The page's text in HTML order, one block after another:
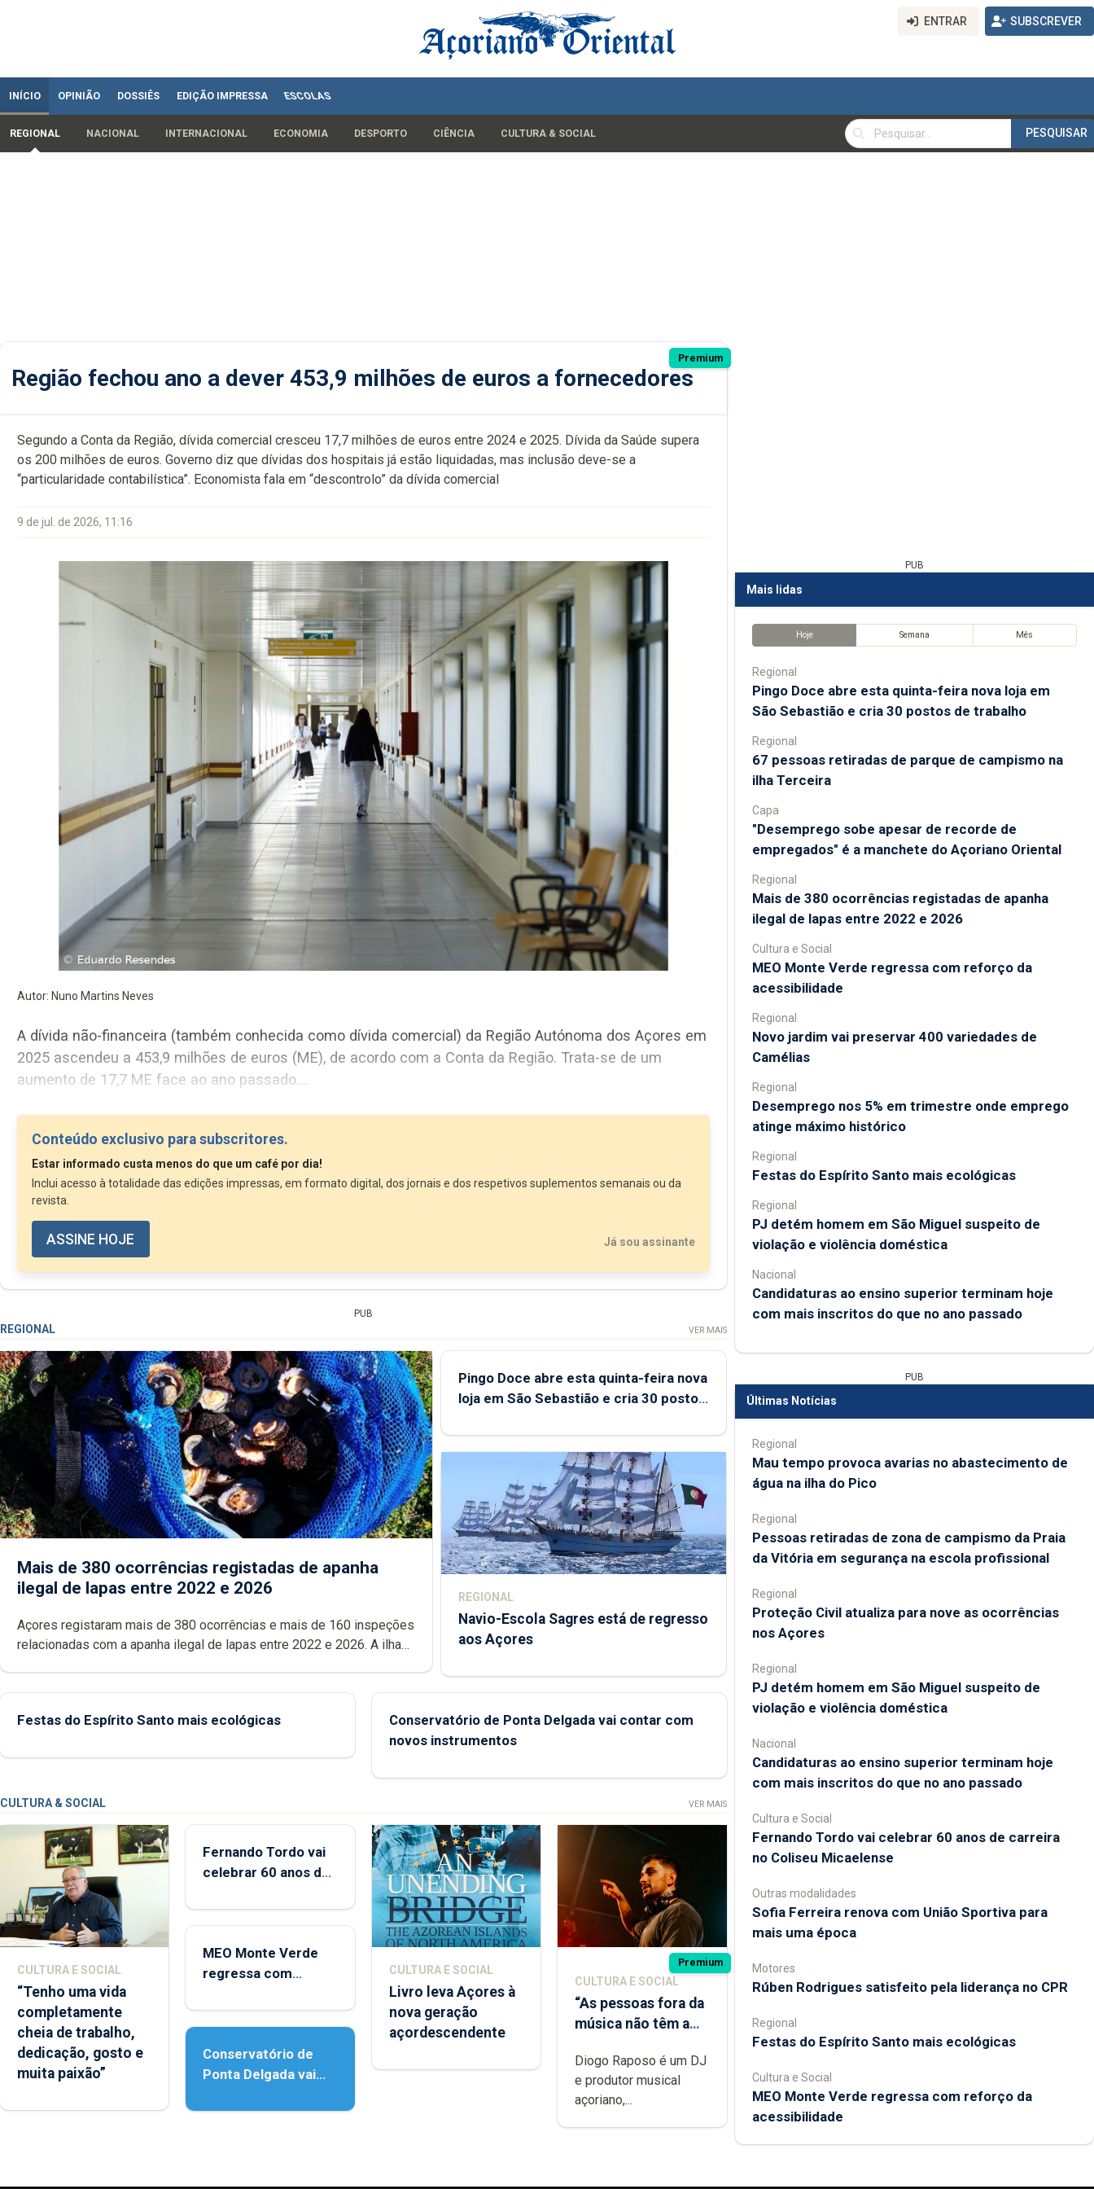
ENTRAR SUBSCREVER
INÍCIO OPINIÃO DOSSIÊS EDIÇÃO IMPRESSA ESCOLAS
REGIONAL NACIONAL INTERNACIONAL ECONOMIA DESPORTO CIÊNCIA CULTURA & SOCIAL
PESQUISAR
PESQUISAR
Premium
Região fechou ano a dever 453,9 milhões de euros a fornecedores
Segundo a Conta da Região, dívida comercial cresceu 17,7 milhões de euros entre 2024 e 2025. Dívida da Saúde supera
os 200 milhões de euros. Governo diz que dívidas dos hospitais já estão liquidadas, mas inclusão deve-se a
“particularidade contabilística”. Economista fala em “descontrolo” da dívida comercial
9 de jul. de 2026, 11:16
Autor: Nuno Martins Neves
A dívida não-financeira (também conhecida como dívida comercial) da Região Autónoma dos Açores em
2025 ascendeu a 453,9 milhões de euros (ME), de acordo com a Conta da Região. Trata-se de um
aumento de 17,7 ME face ao ano passado.
de 453,9 ME, dos quais 205,9 ME dizem respeito ao subsetor da Administração...
Conteúdo exclusivo para subscritores.
Estar informado custa menos do que um café por dia!
Inclui acesso à totalidade das edições impressas, em formato digital, dos jornais e dos respetivos suplementos semanais ou da
revista.
ASSINE HOJE Já sou assinante
PUB
REGIONAL VER MAIS
Mais de 380 ocorrências registadas de apanha
ilegal de lapas entre 2022 e 2026
Açores registaram mais de 380 ocorrências e mais de 160 inspeções
relacionadas com a apanha ilegal de lapas entre 2022 e 2026. A ilha
Pingo Doce abre esta quinta-feira nova
loja em São Sebastião e cria 30 postos
REGIONAL
Navio-Escola Sagres está de regresso
aos Açores
Festas do Espírito Santo mais ecológicas
Conservatório de Ponta Delgada vai contar com
novos instrumentos
CULTURA & SOCIAL VER MAIS
CULTURA E SOCIAL
“Tenho uma vida
completamente
cheia de trabalho,
dedicação, gosto e
muita paixão”
Fernando Tordo vai
celebrar 60 anos de
Micaelense
MEO Monte Verde
regressa com
acessibilidade
Conservatório de
Ponta Delgada vai
instrumentos
CULTURA E SOCIAL
Livro leva Açores à
nova geração
açordescendente
Premium
CULTURA E SOCIAL
“As pessoas fora da
música não têm a
difícil é produzir
uma música”
Diogo Raposo é um DJ
e produtor musical
açoriano,...
PUB
Mais lidas
Hoje Semana Mês
Regional
Pingo Doce abre esta quinta-feira nova loja em
São Sebastião e cria 30 postos de trabalho
Regional
67 pessoas retiradas de parque de campismo na
ilha Terceira
Capa
"Desemprego sobe apesar de recorde de
empregados" é a manchete do Açoriano Oriental
Regional
Mais de 380 ocorrências registadas de apanha
ilegal de lapas entre 2022 e 2026
Cultura e Social
MEO Monte Verde regressa com reforço da
acessibilidade
Regional
Novo jardim vai preservar 400 variedades de
Camélias
Regional
Desemprego nos 5% em trimestre onde emprego
atinge máximo histórico
Regional
Festas do Espírito Santo mais ecológicas
Regional
PJ detém homem em São Miguel suspeito de
violação e violência doméstica
Nacional
Candidaturas ao ensino superior terminam hoje
com mais inscritos do que no ano passado
PUB
Últimas Notícias
Regional
Mau tempo provoca avarias no abastecimento de
água na ilha do Pico
Regional
Pessoas retiradas de zona de campismo da Praia
da Vitória em segurança na escola profissional
Regional
Proteção Civil atualiza para nove as ocorrências
nos Açores
Regional
PJ detém homem em São Miguel suspeito de
violação e violência doméstica
Nacional
Candidaturas ao ensino superior terminam hoje
com mais inscritos do que no ano passado
Cultura e Social
Fernando Tordo vai celebrar 60 anos de carreira
no Coliseu Micaelense
Outras modalidades
Sofia Ferreira renova com União Sportiva para
mais uma época
Motores
Rúben Rodrigues satisfeito pela liderança no CPR
Regional
Festas do Espírito Santo mais ecológicas
Cultura e Social
MEO Monte Verde regressa com reforço da
acessibilidade